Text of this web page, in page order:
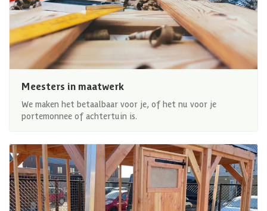
Meesters in maatwerk
We maken het betaalbaar voor je, of het nu voor je
portemonnee of achtertuin is.